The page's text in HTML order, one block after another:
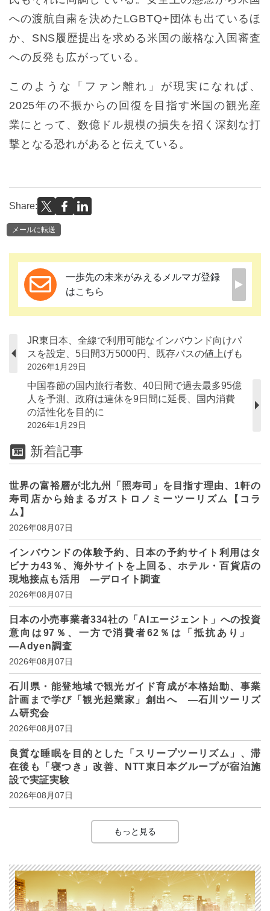
への渡航自粛を決めたLGBTQ+団体も出ているほ
か、SNS履歴提出を求める米国の厳格な入国審査
への反発も広がっている。
このような「ファン離れ」が現実になれば、
2025年の不振からの回復を目指す米国の観光産
業にとって、数億ドル規模の損失を招く深刻な打
撃となる恐れがあると伝えている。
Share:
メールに転送
一歩先の未来がみえるメルマガ登録
はこちら
JR東日本、全線で利用可能なインバウンド向けパ
スを設定、5日間3万5000円、既存パスの値上げも
2026年1月29日
中国春節の国内旅行者数、40日間で過去最多95億
人を予測、政府は連休を9日間に延長、国内消費
の活性化を目的に
2026年1月29日
新着記事
世界の富裕層が北九州「照寿司」を目指す理由、1軒の
寿司店から始まるガストロノミーツーリズム【コラ
ム】
2026年08月07日
インバウンドの体験予約、日本の予約サイト利用はタ
ビナカ43％、海外サイトを上回る、ホテル・百貨店の
現地接点も活用 ―デロイト調査
2026年08月07日
日本の小売事業者334社の「AIエージェント」への投資
意向は97％、一方で消費者62％は「抵抗あり」
―Adyen調査
2026年08月07日
石川県・能登地域で観光ガイド育成が本格始動、事業
計画まで学び「観光起業家」創出へ ―石川ツーリズ
ム研究会
2026年08月07日
良質な睡眠を目的とした「スリープツーリズム」、滞
在後も「寝つき」改善、NTT東日本グループが宿泊施
設で実証実験
2026年08月07日
もっと見る